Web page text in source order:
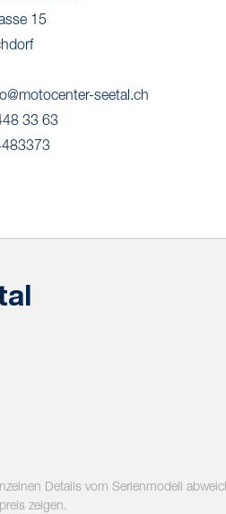
15
seetal.ch
33 63
Details vom Serienmodell
zeigen.